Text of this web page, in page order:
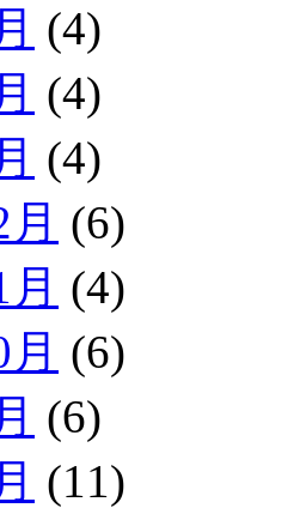
(4)
(4)
(4)
(6)
(4)
(6)
(6)
(11)